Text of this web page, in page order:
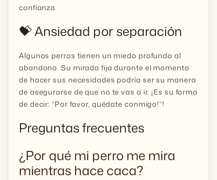
confianza.
💝 Ansiedad por separación
Algunos perros tienen un miedo profundo al
abandono. Su mirada fija durante el momento
de hacer sus necesidades podría ser su manera
de asegurarse de que no te vas a ir. ¡Es su forma
de decir: “Por favor, quédate conmigo!”!
Preguntas frecuentes
¿Por qué mi perro me mira
mientras hace caca?